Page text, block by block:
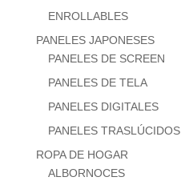
ENROLLABLES
PANELES JAPONESES
PANELES DE SCREEN
PANELES DE TELA
PANELES DIGITALES
PANELES TRASLÚCIDOS
ROPA DE HOGAR
ALBORNOCES